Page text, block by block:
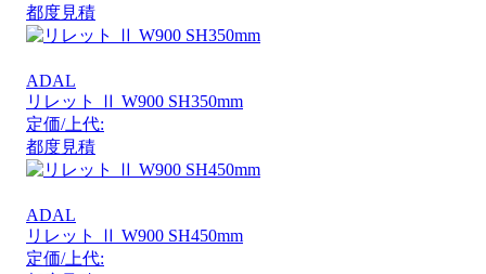
都度見積
ADAL
リレット Ⅱ W900 SH350mm
定価/上代:
都度見積
ADAL
リレット Ⅱ W900 SH450mm
定価/上代: